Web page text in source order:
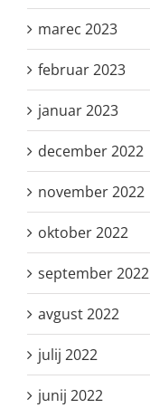
marec 2023
februar 2023
januar 2023
december 2022
november 2022
oktober 2022
september 2022
avgust 2022
julij 2022
junij 2022